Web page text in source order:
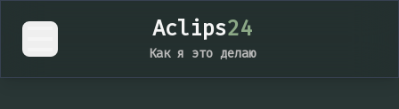
Aclips24
Как я это делаю